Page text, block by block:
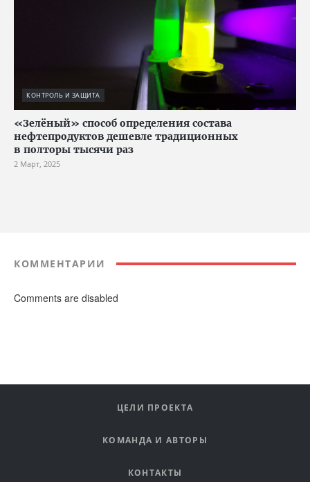
КОНТРОЛЬ И ЗАЩИТА
«Зелёный» способ определения состава
нефтепродуктов дешевле традиционных
в полторы тысячи раз
2 Март, 2025
КОММЕНТАРИИ
Comments are disabled
ЦЕЛИ ПРОЕКТА
КОМАНДА И АВТОРЫ
КОНТАКТЫ